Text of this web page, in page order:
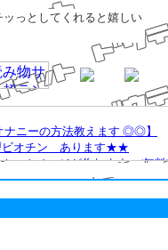
っとしてくれると嬉しい
ニーの方法教えます ◎◎】
ビオチン あります★★
ームページが作れます。(無料
ービス
するだけで10万円が当たる！